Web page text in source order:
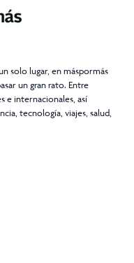
solo lugar, en máspormás
un gran rato. Entre
e internacionales, así
tecnología, viajes, salud,